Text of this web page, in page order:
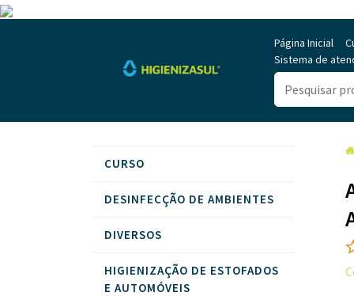
Página Inicial
Sistema de
CURSO
DESINFECÇÃO DE AMBIENTES
DIVERSOS
HIGIENIZAÇÃO DE ESTOFADOS
E AUTOMÓVEIS